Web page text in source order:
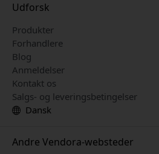
Udforsk
Produkter
Forhandlere
Blog
Anmeldelser
Kontakt os
Salgs- og leveringsbetingelser
Dansk
Andre Vendora-websteder